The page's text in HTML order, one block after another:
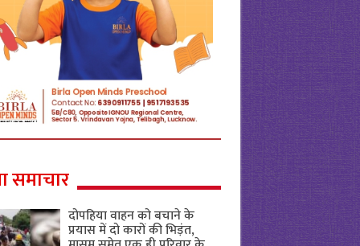
समाचार
दोपहिया वाहन को बचाने के
प्रयास में दो कारों की भिड़ंत,